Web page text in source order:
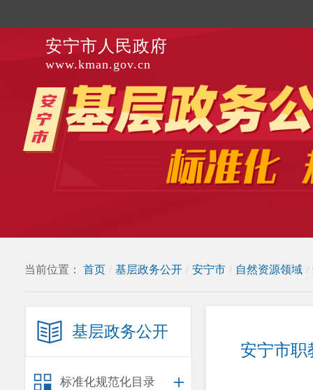
安宁市人民政府
www.kman.gov.cn
当前位置： 首页 / 基层政务公开 / 安宁市 / 自然资源领域 /
基层政务公开
标准化规范化目录
安宁市职